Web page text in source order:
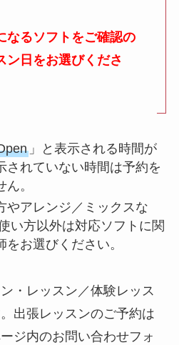
なるソフトをご確認の
ン日をお選びくださ
」と表示される時間が
されていない時間は予約を
。
やアレンジ／ミックスな
い方以外は対応ソフトに関
お選びください。
・レッスン／体験レッス
出張レッスンのご予約は
ージ内のお問い合わせフォ